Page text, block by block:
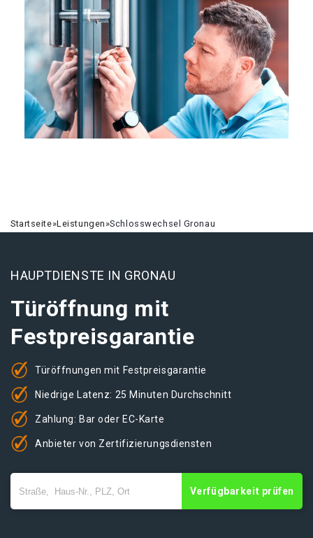
Startseite»Leistungen»Schlosswechsel Gronau
HAUPTDIENSTE IN GRONAU
Türöffnung mit
Festpreisgarantie
Türöffnungen mit Festpreisgarantie
Niedrige Latenz: 25 Minuten Durchschnitt
Zahlung: Bar oder EC-Karte
Anbieter von Zertifizierungsdiensten
Verfügbarkeit prüfen